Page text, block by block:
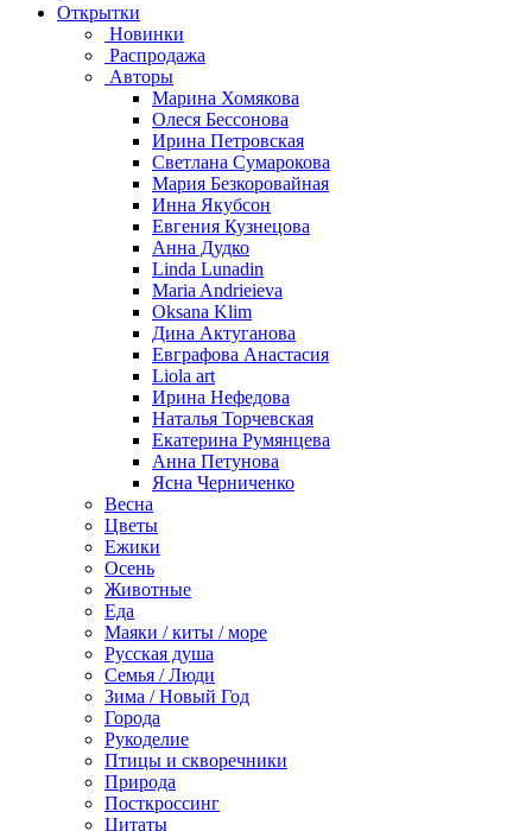
Открытки
Новинки
Распродажа
Авторы
Марина Хомякова
Олеся Бессонова
Ирина Петровская
Светлана Сумарокова
Мария Безкоровайная
Инна Якубсон
Евгения Кузнецова
Анна Дудко
Linda Lunadin
Maria Andrieieva
Oksana Klim
Дина Актуганова
Евграфова Анастасия
Liola art
Ирина Нефедова
Наталья Торчевская
Екатерина Румянцева
Анна Петунова
Ясна Черниченко
Весна
Цветы
Ежики
Осень
Животные
Еда
Маяки / киты / море
Русская душа
Семья / Люди
Зима / Новый Год
Города
Рукоделие
Птицы и скворечники
Природа
Посткроссинг
Цитаты